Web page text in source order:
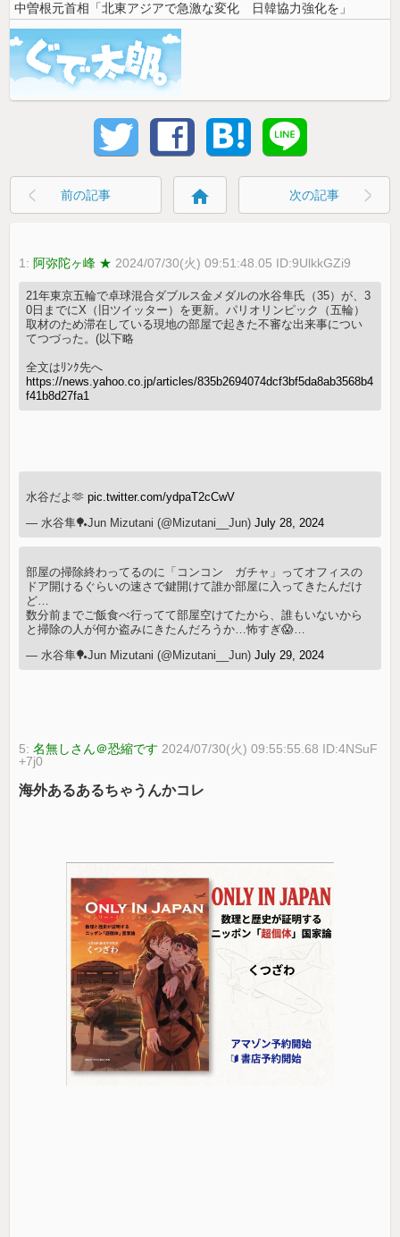
中曽根元首相「北東アジアで急激な変化 日韓協力強化を」
前の記事 home 次の記事
1: 阿弥陀ヶ峰 ★ 2024/07/30(火) 09:51:48.05 ID:9UlkkGZi9
21年東京五輪で卓球混合ダブルス金メダルの水谷隼氏（35）が、3
0日までにX（旧ツイッター）を更新。パリオリンピック（五輪）
取材のため滞在している現地の部屋で起きた不審な出来事につい
てつづった。(以下略
全文はﾘﾝｸ先へ
https://news.yahoo.co.jp/articles/835b2694074dcf3bf5da8ab3568b4
f41b8d27fa1
水谷だよ🫶pic.twitter.com/ydpaT2cCwV
— 水谷隼🏓Jun Mizutani (@Mizutani__Jun)July 28, 2024
部屋の掃除終わってるのに「コンコン ガチャ」ってオフィスの
ドア開けるぐらいの速さで鍵開けて誰か部屋に入ってきたんだけ
ど…
数分前までご飯食べ行ってて部屋空けてたから、誰もいないから
と掃除の人が何か盗みにきたんだろうか…怖すぎ😱…
— 水谷隼🏓Jun Mizutani (@Mizutani__Jun)July 29, 2024
5:名無しさん＠恐縮です 2024/07/30(火) 09:55:55.68 ID:4NSuF
+7j0
海外あるあるちゃうんかコレ